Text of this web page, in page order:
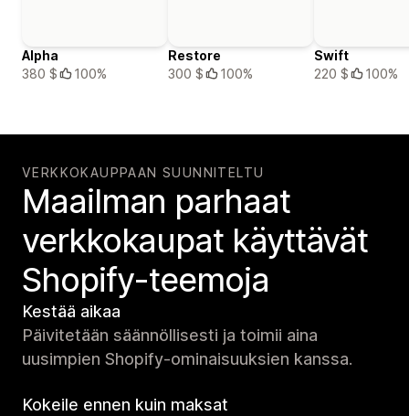
Alpha
380 $
100%
Restore
300 $
100%
Swift
220 $
100%
VERKKOKAUPPAAN SUUNNITELTU
Maailman parhaat
verkko­kaupat käyttävät
Shopify-teemoja
Kestää aikaa
Päivitetään säännöllisesti ja toimii aina
uusimpien Shopify-ominaisuuksien kanssa.
Kokeile ennen kuin maksat